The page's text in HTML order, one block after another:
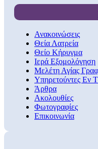
Ανακοινώσεις
Θεία Λατρεία
Θείο Κήρυγμα
Ιερά Εξομολόγηση
Μελέτη Αγίας
Υπηρετούντες Εν
Άρθρα
Ακολουθίες
Φωτογραφίες
Επικοινωνία